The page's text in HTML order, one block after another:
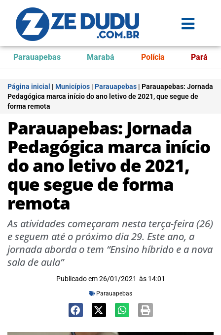
Parauapebas Marabá Polícia Pará
Página inicial | Municípios | Parauapebas | Parauapebas: Jornada
Pedagógica marca início do ano letivo de 2021, que segue de
forma remota
Parauapebas: Jornada
Pedagógica marca início
do ano letivo de 2021,
que segue de forma
remota
As atividades começaram nesta terça-feira (26)
e seguem até o próximo dia 29. Este ano, a
jornada aborda o tem “Ensino híbrido e a nova
sala de aula”
Publicado em 26/01/2021 às 14:01
Parauapebas